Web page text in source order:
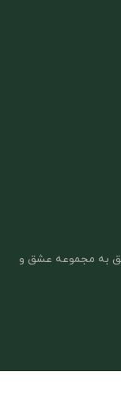
به مجموعه عشق و